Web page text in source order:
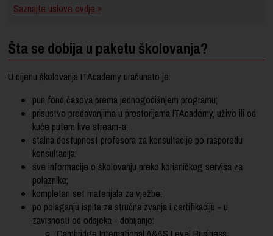
Saznajte uslove ovdje »
Šta se dobija u paketu školovanja?
U cijenu školovanja ITAcademy uračunato je:
pun fond časova prema jednogodišnjem programu;
prisustvo predavanjima u prostorijama ITAcademy, uživo ili od
kuće putem live stream-a;
stalna dostupnost profesora za konsultacije po rasporedu
konsultacija;
sve informacije o školovanju preko korisničkog servisa za
polaznike;
kompletan set materijala za vježbe;
po polaganju ispita za stručna zvanja i certifikaciju - u
zavisnosti od odsjeka - dobijanje: